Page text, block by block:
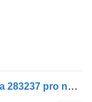
Vstřik paliva DAF 1700 Bomba Injetora 283237 pro nákladní auta DAF